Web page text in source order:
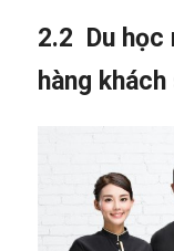
2.2 Du học
hàng khách